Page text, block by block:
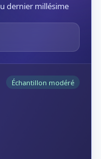
dernier millésime
Échantillon modéré